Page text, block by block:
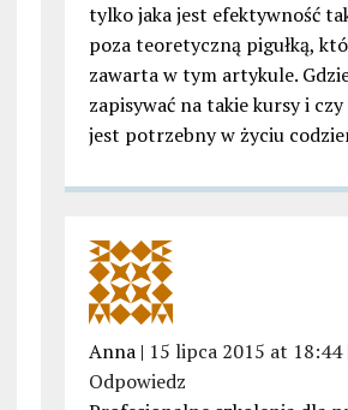
tylko jaka jest efektywność
poza teoretyczną pigułką,
zawarta w tym artykule.
zapisywać na takie kursy i
jest potrzebny w życiu
Anna | 15 lipca 2015 at 18:44|
Odpowiedz